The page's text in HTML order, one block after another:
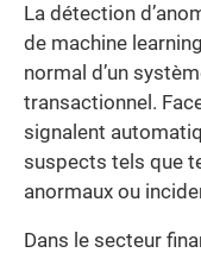
La détection
de machine
normal d’un
transactionnel.
signalent
suspects tels que
anormaux ou
Dans le secteur